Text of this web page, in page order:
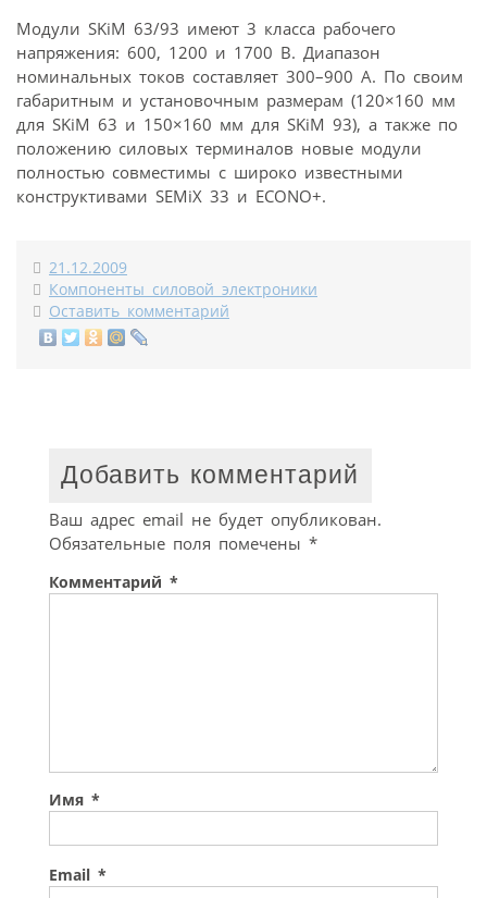
Модули SKiM 63/93 имеют 3 класса рабочего
напряжения: 600, 1200 и 1700 В. Диапазон
номинальных токов составляет 300–900 А. По своим
габаритным и установочным размерам (120×160 мм
для SKiM 63 и 150×160 мм для SKiM 93), а также по
положению силовых терминалов новые модули
полностью совместимы с широко известными
конструктивами SEMiX 33 и ECONO+.
21.12.2009
Компоненты силовой электроники
Оставить комментарий
Добавить комментарий
Ваш адрес email не будет опубликован.
Обязательные поля помечены *
Комментарий *
Имя *
Email *